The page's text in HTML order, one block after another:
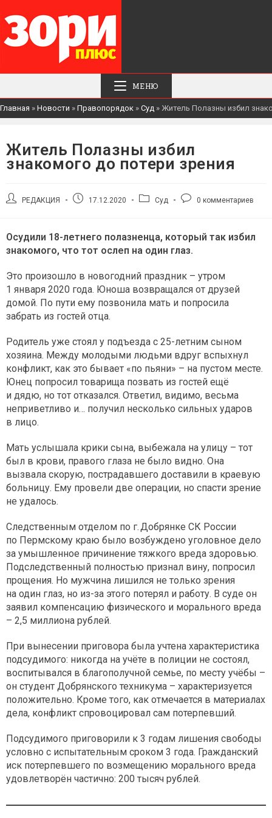
МЕНЮ
Главная » Новости » Правопорядок » Суд » Житель Полазны избил
Житель Полазны избил
знакомого до потери зрения
АвторРЕДАКЦИЯ
Запись17.12.2020
Рубрика
Суд
Комментарии
0 комментариев
Осудили 18-летнего полазненца, который так избил
знакомого, что тот ослеп на один глаз.
Это произошло в новогодний праздник – утром
1 января 2020 года. Юноша возвращался от друзей
домой. По пути ему позвонила мать и попросила
забрать из гостей отца.
Родитель уже стоял у подъезда с 25-летним сыном
хозяина. Между молодыми людьми вдруг вспыхнул
конфликт, как это бывает «по пьяни» – на пустом месте.
Юнец попросил товарища позвать из гостей ещё
и дядю, но тот отказался. Ответил, видимо, весьма
неприветливо и… получил несколько сильных ударов
в лицо.
Мать услышала крики сына, выбежала на улицу – тот
был в крови, правого глаза не было видно. Она
вызвала скорую, пострадавшего доставили в краевую
больницу. Ему провели две операции, но спасти зрение
не удалось.
Следственным отделом по г. Добрянке СК России
по Пермскому краю было возбуждено уголовное дело
за умышленное причинение тяжкого вреда здоровью.
Подследственный полностью признал вину, попросил
прощения. Но мужчина лишился не только зрения
на один глаз, но из-за этого потерял и работу. В суде он
заявил компенсацию физического и морального вреда
– 2,5 миллиона рублей.
При вынесении приговора была учтена характеристика
подсудимого: никогда на учёте в полиции не состоял,
воспитывался в благополучной семье, по месту учёбы –
он студент Добрянского техникума – характеризуется
положительно. Кроме того, как отмечается в материалах
дела, конфликт спровоцировал сам потерпевший.
Подсудимого приговорили к 3 годам лишения свободы
условно с испытательным сроком 3 года. Гражданский
иск потерпевшего по возмещению морального вреда
удовлетворён частично: 200 тысяч рублей.